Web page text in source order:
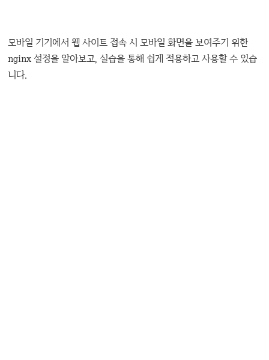
모바일 기기에서 웹 사이트 접속 시 모바일 화면을 보여주기 위한
nginx 설정을 알아보고, 실습을 통해 쉽게 적용하고 사용할 수 있습
니다.